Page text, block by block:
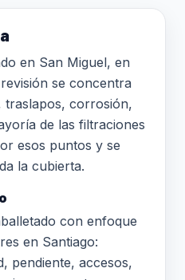
en San Miguel, en
se concentra
traslapos, corrosión,
de las filtraciones
esos puntos y se
la cubierta.
con enfoque
en Santiago:
pendiente, accesos,